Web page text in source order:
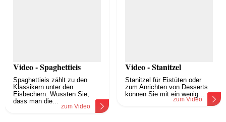
Video - Spaghettieis
Spaghettieis zählt zu den
Klassikern unter den
Eisbechern. Wussten Sie,
dass man die...
zum Video
Video - Stanitzel
Stanitzel für Eistüten oder
zum Anrichten von Desserts
können Sie mit ein wenig...
zum Video